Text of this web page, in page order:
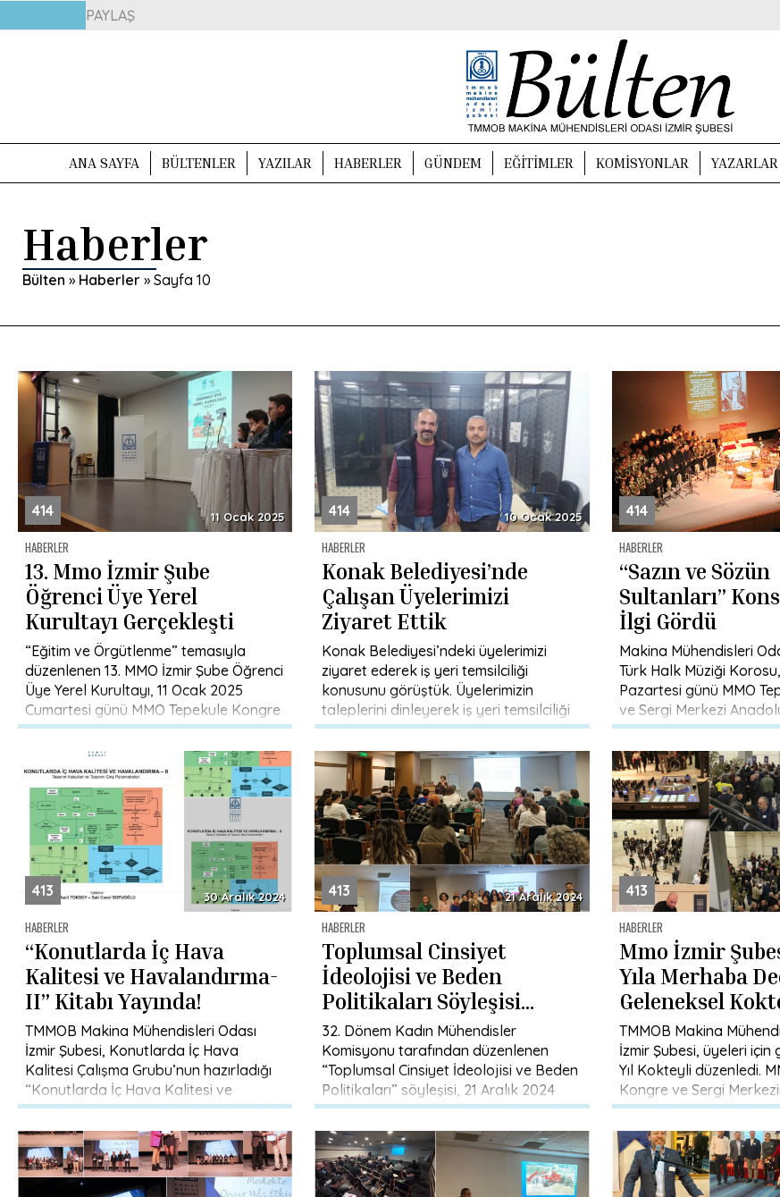
PAYLAŞ
ANA SAYFA BÜLTENLER YAZILAR HABERLER GÜNDEM EĞITIMLER KOMISYONLAR YAZARLAR
Haberler
Bülten » Haberler » Sayfa 10
414 11 Ocak 2025
HABERLER
13. Mmo İzmir Şube
Öğrenci Üye Yerel
Kurultayı Gerçekleşti
“Eğitim ve Örgütlenme” temasıyla
düzenlenen 13. MMO İzmir Şube Öğrenci
Üye Yerel Kurultayı, 11 Ocak 2025
Cumartesi günü MMO Tepekule Kongre
ve Sergi Merkezi’nde gerçekleştirildi.
414 10 Ocak 2025
HABERLER
Konak Belediyesi’nde
Çalışan Üyelerimizi
Ziyaret Ettik
Konak Belediyesi’ndeki üyelerimizi
ziyaret ederek iş yeri temsilciliği
konusunu görüştük. Üyelerimizin
taleplerini dinleyerek iş yeri temsilciliği
süreçlerini değerlendirdiğimiz
görüşmeye şubemiz adına MMO İzmir
Şube Müdür […]
414
HABERLER
“Sazın ve Sözün
Sultanları”
İlgi Gördü
Makina Mühendisleri
Türk Halk Müziği
Pazartesi günü MMO
ve Sergi Merkezi
düzenlenen “Sazın ve
413 30 Aralık 2024
HABERLER
“Konutlarda İç Hava
Kalitesi ve Havalandırma-
II” Kitabı Yayında!
TMMOB Makina Mühendisleri Odası
İzmir Şubesi, Konutlarda İç Hava
Kalitesi Çalışma Grubu’nun hazırladığı
“Konutlarda İç Hava Kalitesi ve
Havalandırma-II” adlı kitabın ikinci cildi
yayınlandı. Kitap, […]
413 21 Aralık 2024
HABERLER
Toplumsal Cinsiyet
İdeolojisi ve Beden
Politikaları Söyleşisi
Düzenlendi
32. Dönem Kadın Mühendisler
Komisyonu tarafından düzenlenen
“Toplumsal Cinsiyet İdeolojisi ve Beden
Politikaları” söyleşisi, 21 Aralık 2024
Cumartesi günü gerçekleştirildi. Prof. Dr.
Melek Göregenli’nin konuşmacı […]
413
HABERLER
Mmo İzmir
Yıla Merhaba
Geleneksel
Etkinliği Büyük
Topladı
TMMOB Makina
İzmir Şubesi, üyeleri için
Yıl Kokteyli düzenledi.
Kongre ve Sergi
gerçekleşen etkinlik,
araya gelmesine […]